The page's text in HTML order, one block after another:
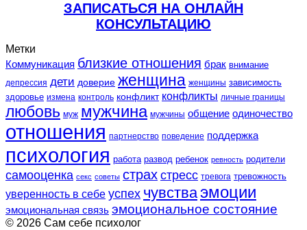
ЗАПИСАТЬСЯ НА ОНЛАЙН
КОНСУЛЬТАЦИЮ
Метки
Коммуникация близкие отношения брак внимание
депрессия дети доверие женщина женщины зависимость
здоровье измена контроль конфликт конфликты личные границы
любовь муж мужчина мужчины общение одиночество
отношения партнерство поведение поддержка
психология работа развод ребенок ревность родители
самооценка секс советы страхстресс тревога тревожность
уверенность в себе успех чувстваэмоции
эмоциональная связь эмоциональное состояние
© 2026 Сам себе психолог